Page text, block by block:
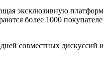
эксклюзивную
более 1000
совместных